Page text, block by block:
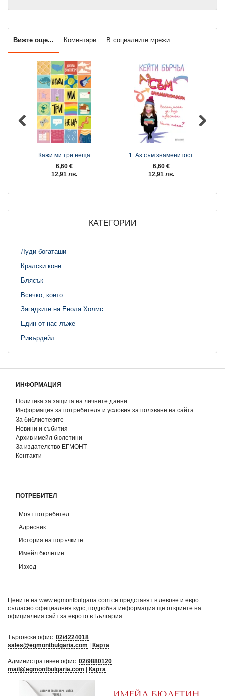
Вижте още... Коментари В социалните мрежи
Кажи ми три неща
6,60 €
12,91 лв.
1: Аз съм знаменитост
6,60 €
12,91 лв.
КАТЕГОРИИ
Луди богаташи
Кралски коне
Блясък
Всичко, което
Загадките на Енола Холмс
Един от нас лъже
Ривърдейл
ИНФОРМАЦИЯ
Политика за защита на личните данни
Информация за потребителя и условия за ползване на сайта
За библиотеките
Новини и събития
Архив имейл бюлетини
За издателство ЕГМОНТ
Контакти
ПОТРЕБИТЕЛ
Моят потребител
Адресник
История на поръчките
Имейл бюлетин
Изход
Цените на www.egmontbulgaria.com се представят в левове и евро
съгласно официалния курс; подробна информация ще откриете на
официалния сайт за еврото в България
Търговски офис: 02/4224018
sales@egmontbulgaria.com
Карта
Административен офис: 02/9880120
mail@egmontbulgaria.com
Карта